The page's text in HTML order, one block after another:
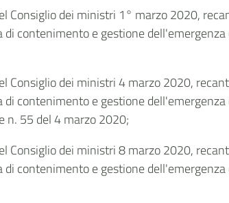
Consiglio dei ministri 1° marzo 2020,
contenimento e gestione
Consiglio dei ministri 4 marzo 2020,
contenimento e gestione
n. 55 del 4 marzo 2020;
Consiglio dei ministri 8 marzo 2020,
contenimento e gestione